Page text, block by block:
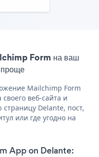
Form на ваш
Mailchimp Form
веб-сайта и
Delante, пост,
или где угодно на
App on Delante: